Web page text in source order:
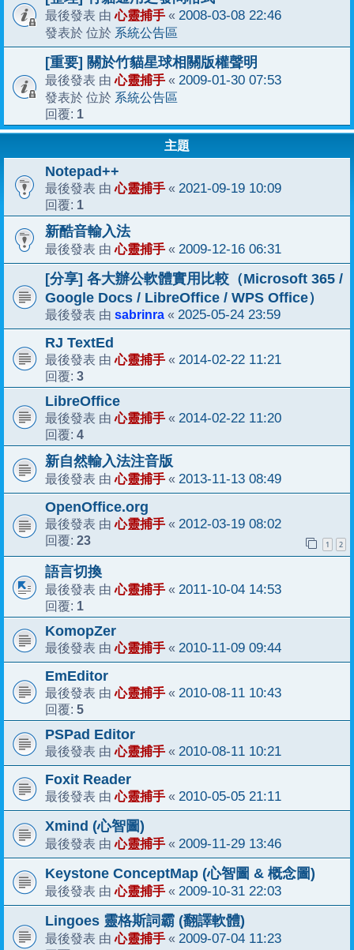
最後發表 由心靈捕手 « 2008-03-08 22:46
發表於 位於 系統公告區
[重要] 關於竹貓星球相關版權聲明
最後發表 由心靈捕手 « 2009-01-30 07:53
發表於 位於 系統公告區
回覆: 1
主題
Notepad++
最後發表 由心靈捕手 « 2021-09-19 10:09
回覆: 1
新酷音輸入法
最後發表 由心靈捕手 « 2009-12-16 06:31
[分享] 各大辦公軟體實用比較（Microsoft 365 /
Google Docs / LibreOffice / WPS Office）
最後發表 由 sabrinra « 2025-05-24 23:59
RJ TextEd
最後發表 由心靈捕手 « 2014-02-22 11:21
回覆: 3
LibreOffice
最後發表 由心靈捕手 « 2014-02-22 11:20
回覆: 4
新自然輸入法注音版
最後發表 由心靈捕手 « 2013-11-13 08:49
OpenOffice.org
最後發表 由心靈捕手 « 2012-03-19 08:02
回覆: 23 1 2
語言切換
最後發表 由心靈捕手 « 2011-10-04 14:53
回覆: 1
KomopZer
最後發表 由心靈捕手 « 2010-11-09 09:44
EmEditor
最後發表 由心靈捕手 « 2010-08-11 10:43
回覆: 5
PSPad Editor
最後發表 由心靈捕手 « 2010-08-11 10:21
Foxit Reader
最後發表 由心靈捕手 « 2010-05-05 21:11
Xmind (心智圖)
最後發表 由心靈捕手 « 2009-11-29 13:46
Keystone ConceptMap (心智圖 & 概念圖)
最後發表 由心靈捕手 « 2009-10-31 22:03
Lingoes 靈格斯詞霸 (翻譯軟體)
最後發表 由心靈捕手 « 2009-07-04 11:23